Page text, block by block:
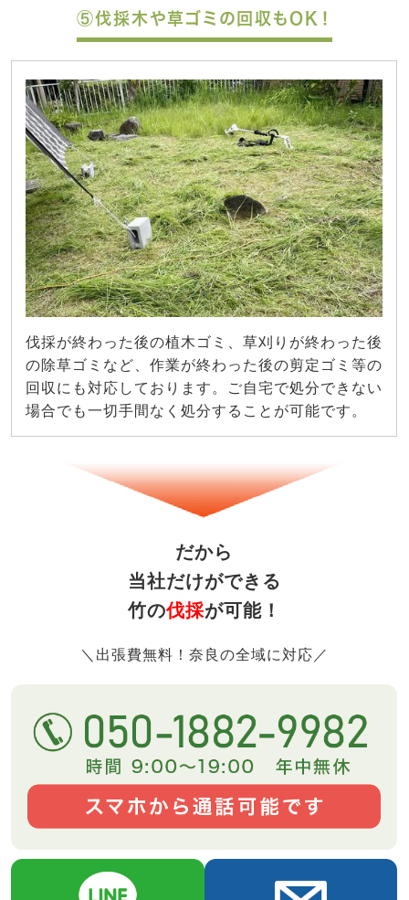
⑤伐採木や草ゴミの回収もOK！
伐採が終わった後の植木ゴミ、草刈りが終わった後
の除草ゴミなど、作業が終わった後の剪定ゴミ等の
回収にも対応しております。ご自宅で処分できない
場合でも一切手間なく処分することが可能です。
だから
当社だけができる
竹の伐採が可能！
＼出張費無料！奈良の全域に対応／